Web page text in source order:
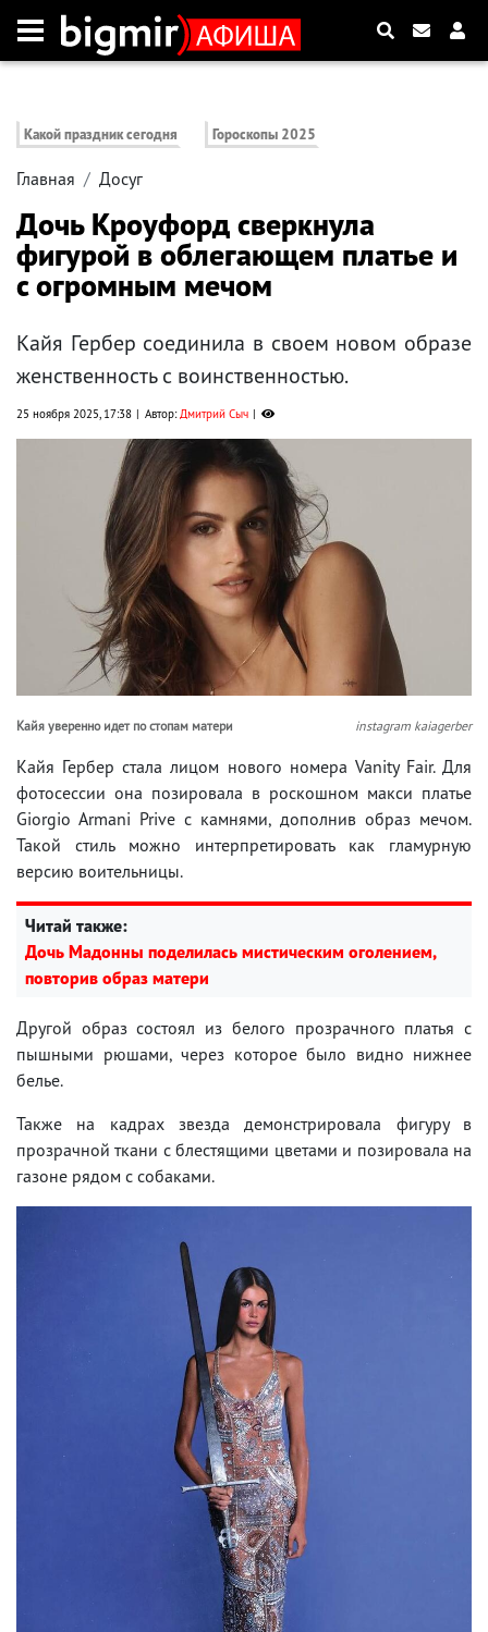
Какой праздник сегодня Гороскопы 2025
Главная Досуг
Дочь Кроуфорд сверкнула
фигурой в облегающем платье и
с огромным мечом
Кайя Гербер соединила в своем новом образе
женственность с воинственностью.
25 ноября 2025, 17:38 Автор:Дмитрий Сыч
Кайя уверенно идет по стопам матери instagram kaiagerber
Кайя Гербер стала лицом нового номера Vanity Fair. Для
фотосессии она позировала в роскошном макси платье
Giorgio Armani Prive с камнями, дополнив образ мечом.
Такой стиль можно интерпретировать как гламурную
версию воительницы.
Читай также:
Дочь Мадонны поделилась мистическим оголением,
повторив образ матери
Другой образ состоял из белого прозрачного платья с
пышными рюшами, через которое было видно нижнее
белье.
Также на кадрах звезда демонстрировала фигуру в
прозрачной ткани с блестящими цветами и позировала на
газоне рядом с собаками.